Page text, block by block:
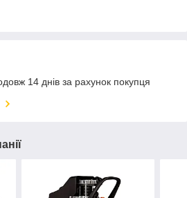
14 днів за рахунок покупця